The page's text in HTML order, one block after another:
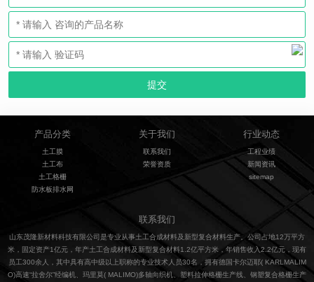
产品分类
土工膜
土工布
土工格栅
防水板排水网
关于我们
联系我们
荣誉资质
行业动态
工程业绩
新闻资讯
sitemap
联系我们
山东茂隆新材料科技有限公司是专业从事土工合成材料及新型复合材料生产。公司占地12万平方
米，固定资产1亿元，年产土工合成材料及新型复合材料1.2亿平方米，年销售收入2.2亿元，现有
员工300余人，其中具有高中级以上职称的专业技术人员30名，拥有德国卡尔迈耶( KARLMALIM
O)高速“拉舍尔”经编机、玛里莫( MALIMO)多轴向织机、塑料拉伸格栅生产线、钢塑复合格栅生产